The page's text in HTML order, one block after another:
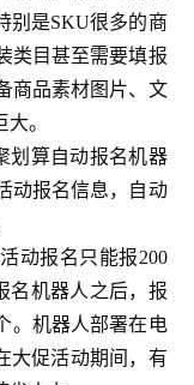
别是SKU很多的商
类目甚至需要填报
商品素材图片、文
。
算自动报名机器
动报名信息，自动
动报名只能报200
名机器人之后，报
。机器人部署在电
大促活动期间，有